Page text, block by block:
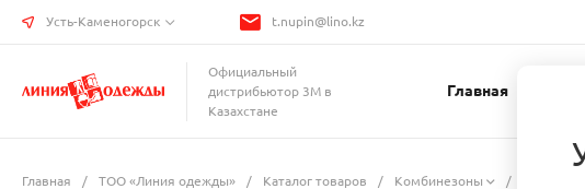
Усть-Каменогорск t.nupin@lino.kz
Официальный
дистрибьютор 3М в
Казахстане
Главная
Главная / ТОО «Линия одежды» / Каталог товаров / Комбинезоны /